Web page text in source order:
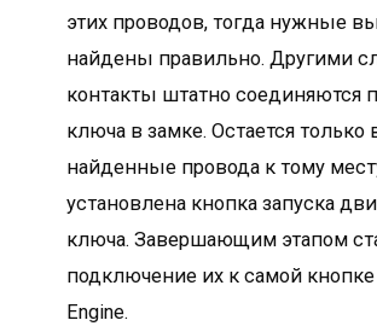
этих проводов, тогда нужные
найдены правильно. Другими
контакты штатно соединяются
ключа в замке. Остается только
найденные провода к тому
установлена кнопка запуска
ключа. Завершающим этапом
подключение их к самой кнопке
Engine.